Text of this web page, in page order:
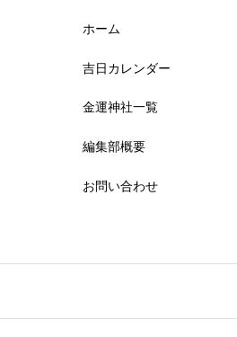
ホーム
吉日カレンダー
金運神社一覧
編集部概要
お問い合わせ